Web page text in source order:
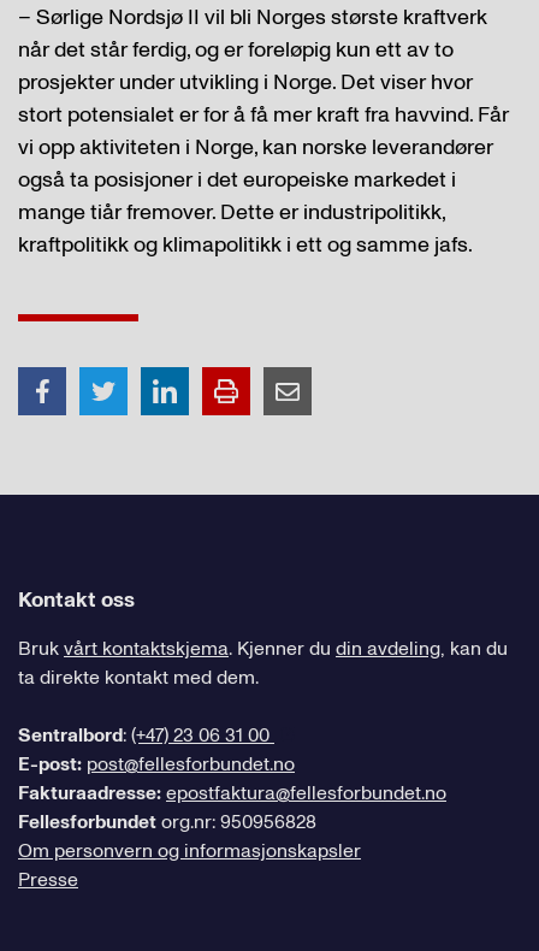
– Sørlige Nordsjø II vil bli Norges største kraftverk
når det står ferdig, og er foreløpig kun ett av to
prosjekter under utvikling i Norge. Det viser hvor
stort potensialet er for å få mer kraft fra havvind. Får
vi opp aktiviteten i Norge, kan norske leverandører
også ta posisjoner i det europeiske markedet i
mange tiår fremover. Dette er industripolitikk,
kraftpolitikk og klimapolitikk i ett og samme jafs.
Kontakt oss
Brukvårt kontaktskjema. Kjenner du din avdeling, kan du
ta direkte kontakt med dem.
Sentralbord:(+47) 23 06 31 00
E-post: post@fellesforbundet.no
Fakturaadresse:epostfaktura@fellesforbundet.no
Fellesforbundetorg.nr: 950956828
Om personvern og informasjonskapsler
Presse